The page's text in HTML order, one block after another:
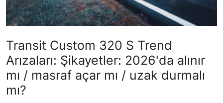
Transit Custom 320 S Trend
Arızaları: Şikayetler: 2026'da alınır
mı / masraf açar mı / uzak durmalı
mı?